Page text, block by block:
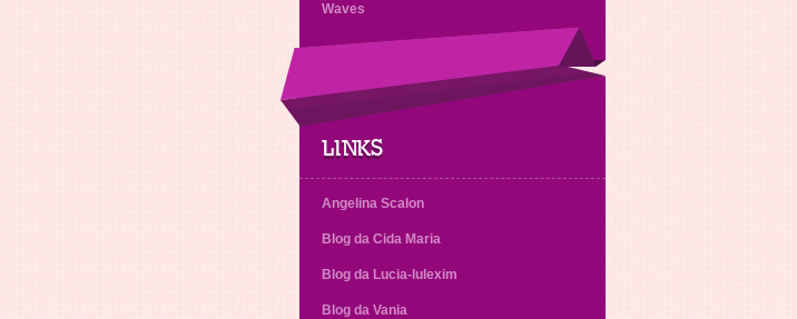
Waves
LINKS
Angelina Scalon
Blog da Cida Maria
Blog da Lucia-lulexim
Blog da Vania